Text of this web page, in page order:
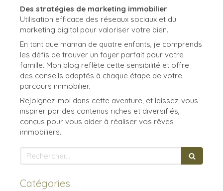
Des stratégies de marketing immobilier :
Utilisation efficace des réseaux sociaux et du
marketing digital pour valoriser votre bien.
En tant que maman de quatre enfants, je comprends
les défis de trouver un foyer parfait pour votre
famille. Mon blog reflète cette sensibilité et offre
des conseils adaptés à chaque étape de votre
parcours immobilier.
Rejoignez-moi dans cette aventure, et laissez-vous
inspirer par des contenus riches et diversifiés,
conçus pour vous aider à réaliser vos rêves
immobiliers.
Rechercher
Catégories